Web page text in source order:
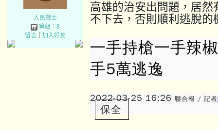
人民戰士
等級：8
留言｜ 加入好友
高雄的治安出問題，居
不下去，否則順利逃脫的
一手持槍一手辣
手5萬逃逸
2022-03-25 16:26 聯合報 / 記者
保全